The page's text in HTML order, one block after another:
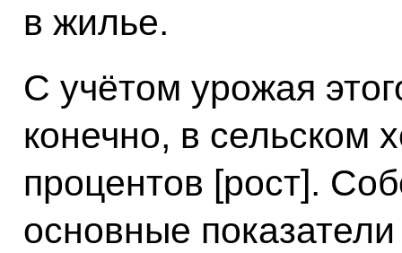
в жилье.
С учётом урожая
конечно, в сельском
процентов [рост].
основные